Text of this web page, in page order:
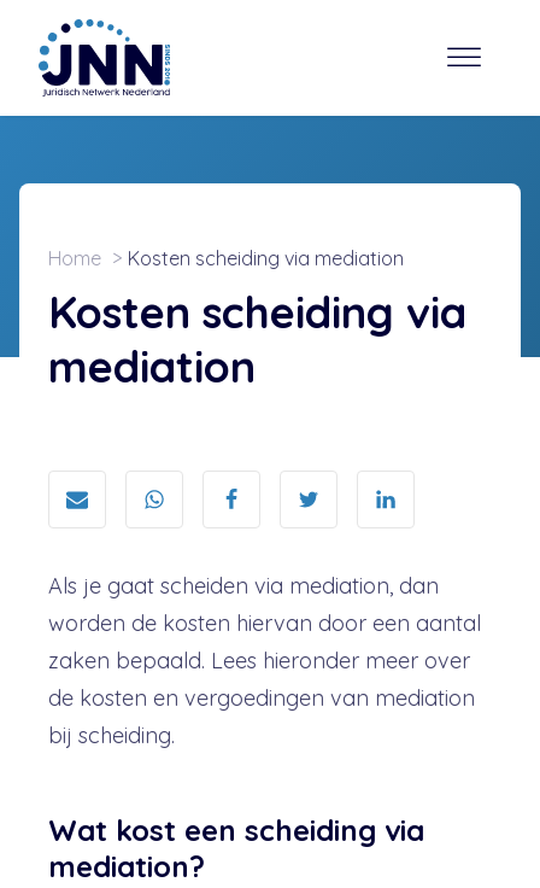
Home Kosten scheiding via mediation
Kosten scheiding via
mediation
Als je gaat scheiden via mediation, dan
worden de kosten hiervan door een aantal
zaken bepaald. Lees hieronder meer over
de kosten en vergoedingen van mediation
bij scheiding.
Wat kost een scheiding via
mediation?